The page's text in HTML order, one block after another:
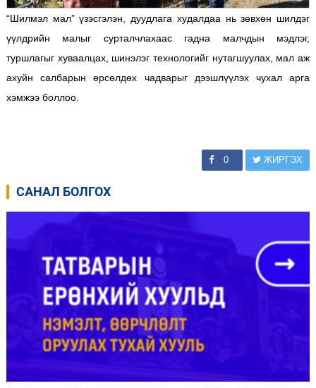
“Шилмэл мал” үзэсгэлэн, дуудлага худалдаа нь зөвхөн шилдэг
үүлдрийн малыг сурталчлахаас гадна малчдын мэдлэг,
туршлагыг хуваалцах, шинэлэг технологийг нутагшуулах, мал аж
ахуйн салбарын өрсөлдөх чадварыг дээшлүүлэх чухал арга
хэмжээ боллоо.
0 ЖИРГЭХ
САНАЛ БОЛГОХ